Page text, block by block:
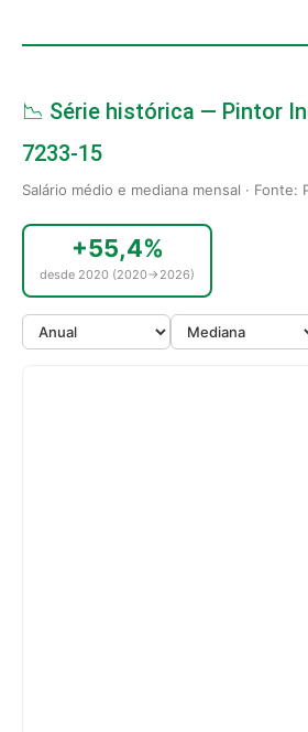
📉 Série histórica — Pintor
7233-15
Salário médio e mediana mensal · Fonte:
+55,4%
desde 2020 (2020→2026)